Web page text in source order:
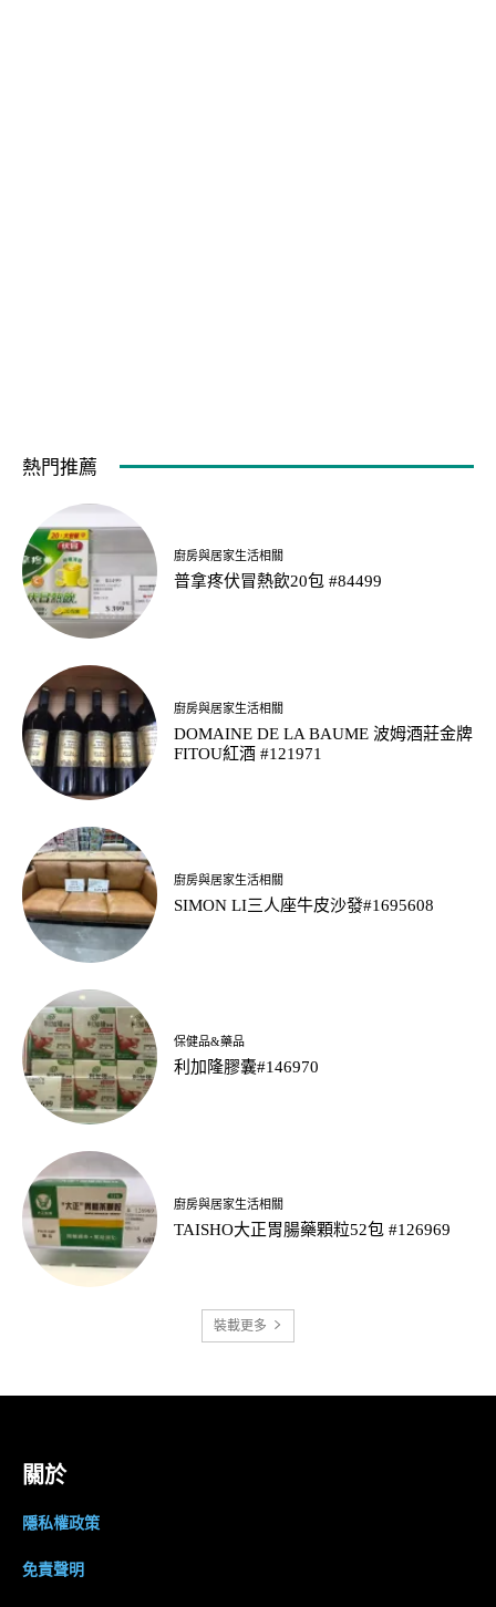
熱門推薦
廚房與居家生活相關
普拿疼伏冒熱飲20包 #84499
廚房與居家生活相關
DOMAINE DE LA BAUME 波姆酒莊金牌
FITOU紅酒 #121971
廚房與居家生活相關
SIMON LI三人座牛皮沙發#1695608
保健品&藥品
利加隆膠囊#146970
廚房與居家生活相關
TAISHO大正胃腸藥顆粒52包 #126969
裝載更多
關於
隱私權政策
免責聲明